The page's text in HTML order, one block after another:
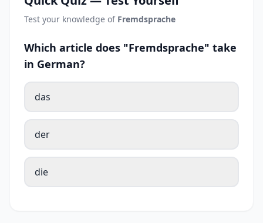
Test your knowledge of Fremdsprache
Which article does "Fremdsprache" take
in German?
das
der
die